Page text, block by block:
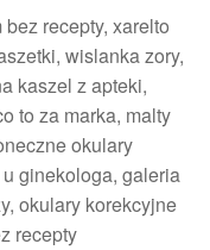
recepty, xarelto
wislanka zory,
kaszel z apteki,
to za marka, malty
okulary
ginekologa, galeria
okulary korekcyjne
recepty